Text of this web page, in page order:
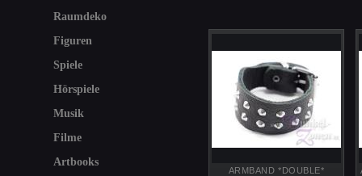
ARMBAND *DOUBLE*
Raumdeko
Figuren
Spiele
Hörspiele
Musik
Filme
Artbooks